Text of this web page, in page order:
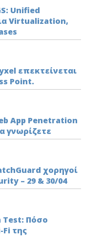
Unified
Virtualization,
επεκτείνεται
Point.
App Penetration
γνωρίζετε
χορηγοί
– 29 & 30/04
Test: Πόσο
Fi της